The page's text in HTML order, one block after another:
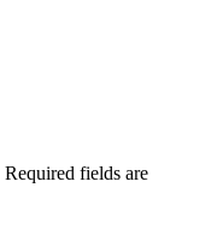
Required fields are